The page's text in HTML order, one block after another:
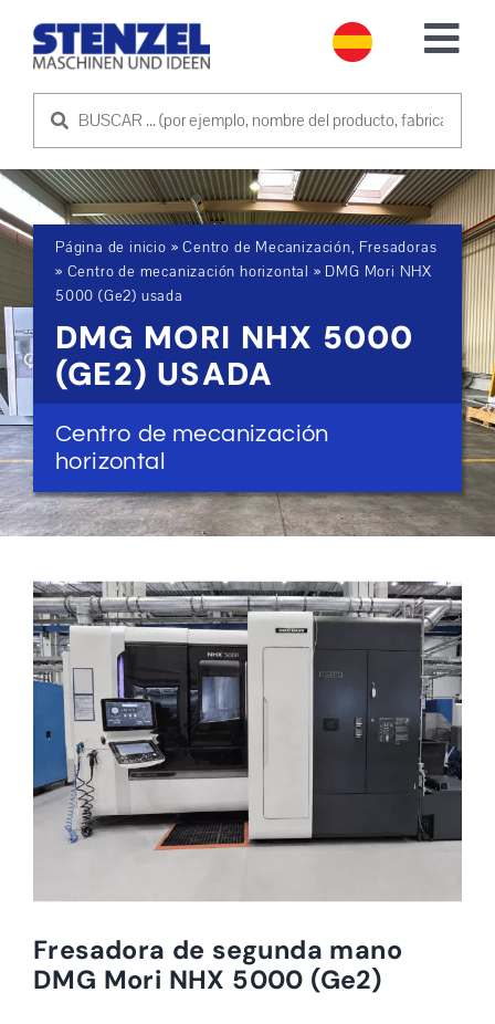
MÁQUINAS USADAS
VENDER MÁQUINA
SERVICIO
EMPRESA
PÓNGASE EN CONTACTO CON NOSOTROS
Página de inicio »Centro de Mecanización, Fresadoras
» Centro de mecanización horizontal » DMG Mori NHX
5000 (Ge2) usada
DMG MORI NHX 5000
(GE2) USADA
Centro de mecanización
horizontal
Fresadora de segunda mano
DMG Mori NHX 5000 (Ge2)